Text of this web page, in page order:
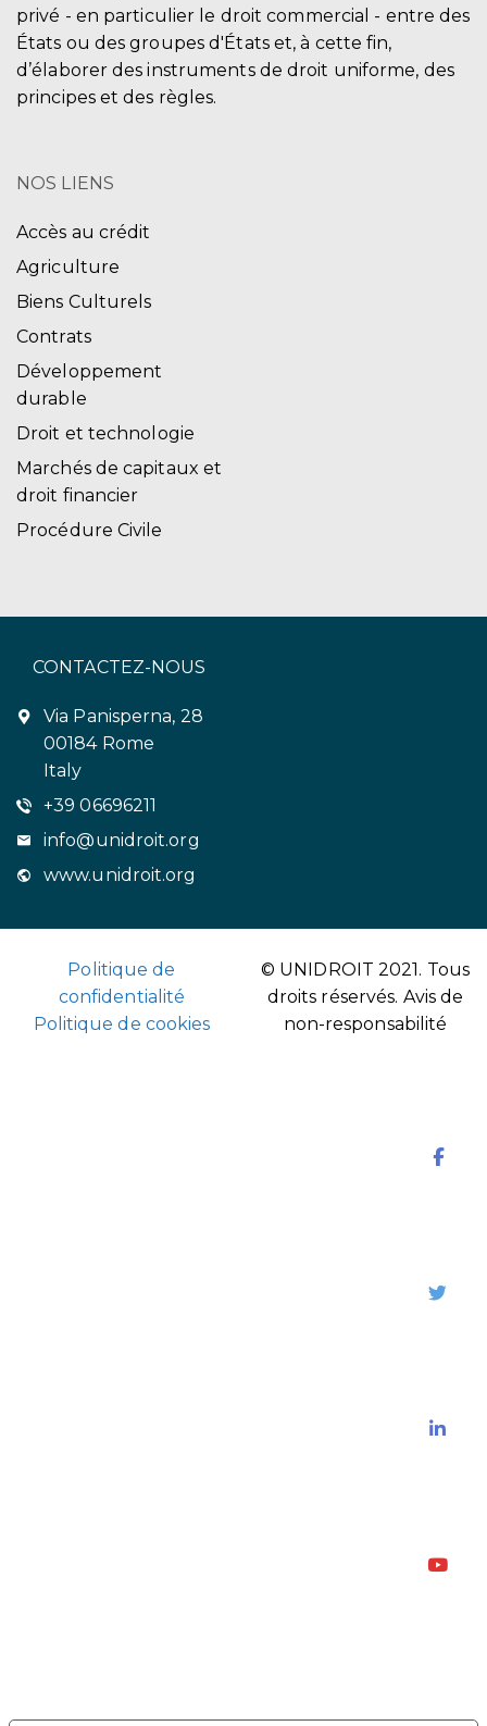
privé - en particulier le droit commercial - entre des
États ou des groupes d'États et, à cette fin,
d’élaborer des instruments de droit uniforme, des
principes et des règles.
NOS LIENS
Accès au crédit
Agriculture
Biens Culturels
Contrats
Développement
durable
Droit et technologie
Marchés de capitaux et
droit financier
Procédure Civile
CONTACTEZ-NOUS
Via Panisperna, 28
00184 Rome
Italy
+39 06696211
info@unidroit.org
www.unidroit.org
Politique de
confidentialité
Politique de cookies
© UNIDROIT 2021. Tous
droits réservés. Avis de
non-responsabilité